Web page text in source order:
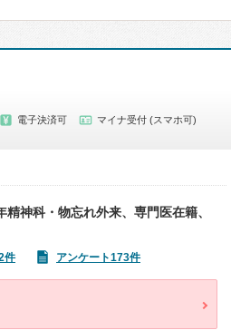
電子決済可
マイナ受付 (スマホ可)
神科・物忘れ外来、専門医在籍、
件 アンケート173件